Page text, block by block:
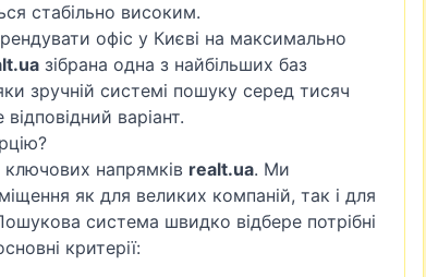
стабільно високим.
офіс у Києві на максимально
зібрана одна з найбільших баз
зручній системі пошуку серед тисяч
варіант.
ключових напрямків realt.ua. Ми
як для великих компаній, так і для
система швидко відбере потрібні
критерії: